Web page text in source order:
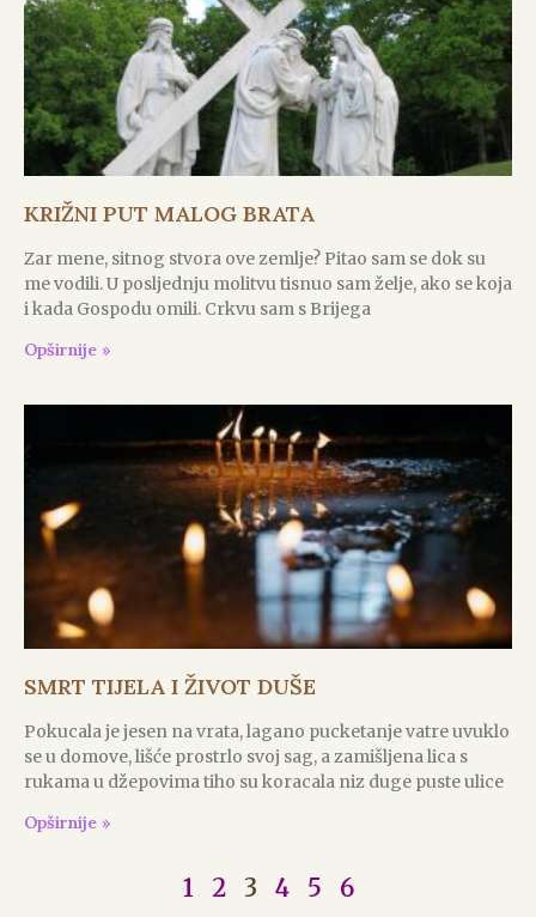
KRIŽNI PUT MALOG BRATA
Zar mene, sitnog stvora ove zemlje? Pitao sam se dok su
me vodili. U posljednju molitvu tisnuo sam želje, ako se koja
i kada Gospodu omili. Crkvu sam s Brijega
Opširnije »
SMRT TIJELA I ŽIVOT DUŠE
Pokucala je jesen na vrata, lagano pucketanje vatre uvuklo
se u domove, lišće prostrlo svoj sag, a zamišljena lica s
rukama u džepovima tiho su koracala niz duge puste ulice
Opširnije »
1 2 3 4 5 6